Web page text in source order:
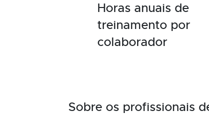
Horas anuais de
treinamento por
colaborador
Sobre os profissionais